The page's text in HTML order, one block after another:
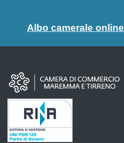
Albo camerale online